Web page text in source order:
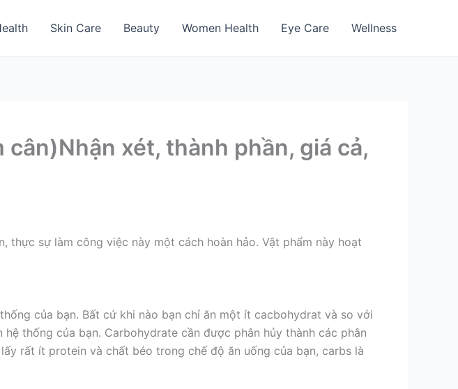
Skin Care Beauty Women Health Eye Care Wellness
xét, thành phần, giá cả,
thực sự làm công việc này một cách hoàn hảo. Vật phẩm này hoạt
của bạn. Bất cứ khi nào bạn chỉ ăn một ít cacbohydrat và so với
thống của bạn. Carbohydrate cần được phân hủy thành các phân
rất ít protein và chất béo trong chế độ ăn uống của bạn, carbs là